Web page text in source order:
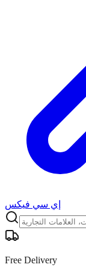
إي سي فيكس
Free Delivery